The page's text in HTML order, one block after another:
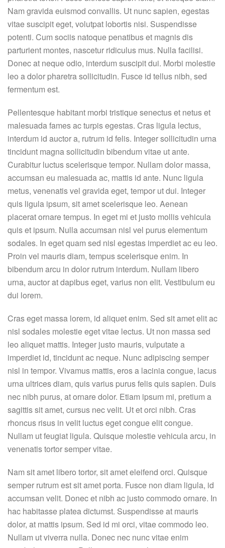
Nam gravida euismod convallis. Ut nunc sapien, egestas
vitae suscipit eget, volutpat lobortis nisi. Suspendisse
potenti. Cum sociis natoque penatibus et magnis dis
parturient montes, nascetur ridiculus mus. Nulla facilisi.
Donec at neque odio, interdum suscipit dui. Morbi molestie
leo a dolor pharetra sollicitudin. Fusce id tellus nibh, sed
fermentum est.
Pellentesque habitant morbi tristique senectus et netus et
malesuada fames ac turpis egestas. Cras ligula lectus,
interdum id auctor a, rutrum id felis. Integer sollicitudin urna
tincidunt magna sollicitudin bibendum vitae ut ante.
Curabitur luctus scelerisque tempor. Nullam dolor massa,
accumsan eu malesuada ac, mattis id ante. Nunc ligula
metus, venenatis vel gravida eget, tempor ut dui. Integer
quis ligula ipsum, sit amet scelerisque leo. Aenean
placerat ornare tempus. In eget mi et justo mollis vehicula
quis et ipsum. Nulla accumsan nisl vel purus elementum
sodales. In eget quam sed nisl egestas imperdiet ac eu leo.
Proin vel mauris diam, tempus scelerisque enim. In
bibendum arcu in dolor rutrum interdum. Nullam libero
urna, auctor at dapibus eget, varius non elit. Vestibulum eu
dui lorem.
Cras eget massa lorem, id aliquet enim. Sed sit amet elit ac
nisl sodales molestie eget vitae lectus. Ut non massa sed
leo aliquet mattis. Integer justo mauris, vulputate a
imperdiet id, tincidunt ac neque. Nunc adipiscing semper
nisl in tempor. Vivamus mattis, eros a lacinia congue, lacus
urna ultrices diam, quis varius purus felis quis sapien. Duis
nec nibh purus, at ornare dolor. Etiam ipsum mi, pretium a
sagittis sit amet, cursus nec velit. Ut et orci nibh. Cras
rhoncus risus in velit luctus eget congue elit congue.
Nullam ut feugiat ligula. Quisque molestie vehicula arcu, in
venenatis tortor semper vitae.
Nam sit amet libero tortor, sit amet eleifend orci. Quisque
semper rutrum est sit amet porta. Fusce non diam ligula, id
accumsan velit. Donec et nibh ac justo commodo ornare. In
hac habitasse platea dictumst. Suspendisse at mauris
dolor, at mattis ipsum. Sed id mi orci, vitae commodo leo.
Nullam ut viverra nulla. Donec nec nunc vitae enim